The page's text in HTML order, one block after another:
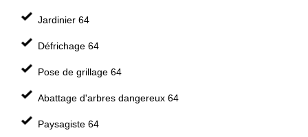
Jardinier 64
Défrichage 64
Pose de grillage 64
Abattage d'arbres dangereux 64
Paysagiste 64